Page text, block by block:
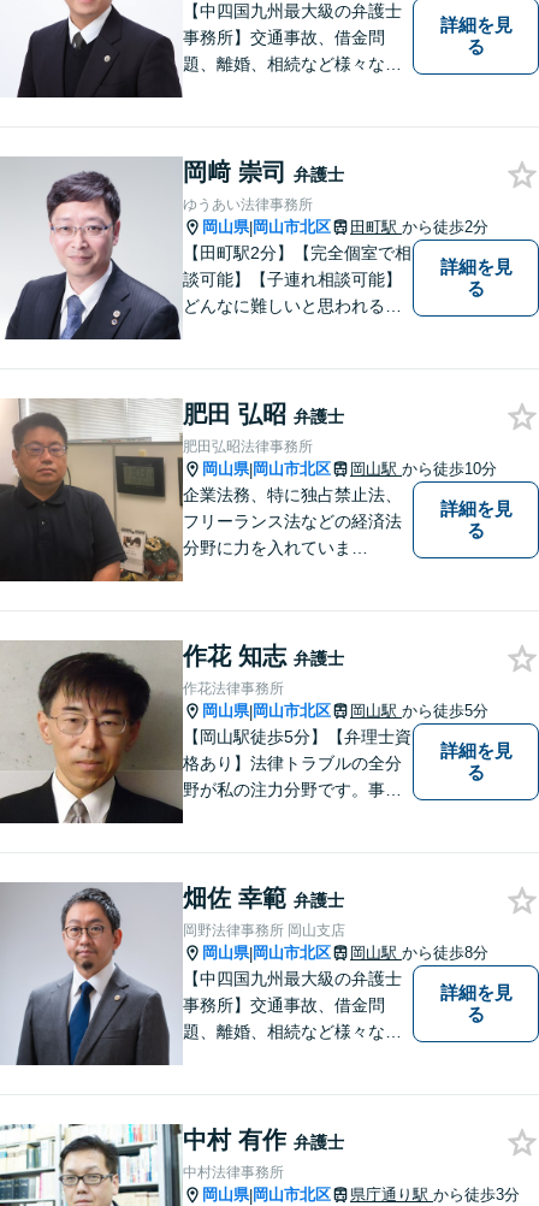
【中四国九州最大級の弁護士
事務所】交通事故、借金問
題、離婚、相続など様々な問
い！
詳細を見
る
岡﨑 崇司 弁護士
ゆうあい法律事務所
岡山県|岡山市北区 田町駅 から徒歩2分
【田町駅2分】【完全個室で相
談可能】【子連れ相談可能】
どんなに難しいと思われる案
ている皆さまの現状を良い方
向に変化させることができる
ように全力を尽くします。
詳細を見
る
肥田 弘昭 弁護士
肥田弘昭法律事務所
岡山県|岡山市北区 岡山駅 から徒歩10分
企業法務、特に独占禁止法、
フリーランス法などの経済法
分野に力を入れていま
詳細を見
る
作花 知志 弁護士
作花法律事務所
岡山県|岡山市北区 岡山駅 から徒歩5分
【岡山駅徒歩5分】【弁理士資
格あり】法律トラブルの全分
野が私の注力分野です。事務
ラス対応】【後払い対応】
【日弁連国際人権問題委員会
所属】お困りの方は、お気軽
にご相談下さい。
詳細を見
る
畑佐 幸範 弁護士
岡野法律事務所 岡山支店
岡山県|岡山市北区 岡山駅 から徒歩8分
【中四国九州最大級の弁護士
事務所】交通事故、借金問
題、離婚、相続など様々な問
い！
詳細を見
る
中村 有作 弁護士
中村法律事務所
岡山県|岡山市北区 県庁通り駅 から徒歩3分